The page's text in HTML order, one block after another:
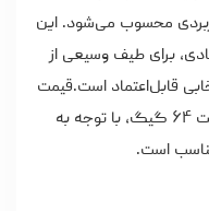
محسوب می‌شود. این
برای طیف وسیعی از
قابل‌اعتماد است.قیمت
X-926 ظرفیت ۶۴ گیگ، با توجه به
است.